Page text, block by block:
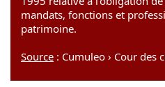
mandats, fonctions et
patrimoine.
Source : Cumuleo › Cour des